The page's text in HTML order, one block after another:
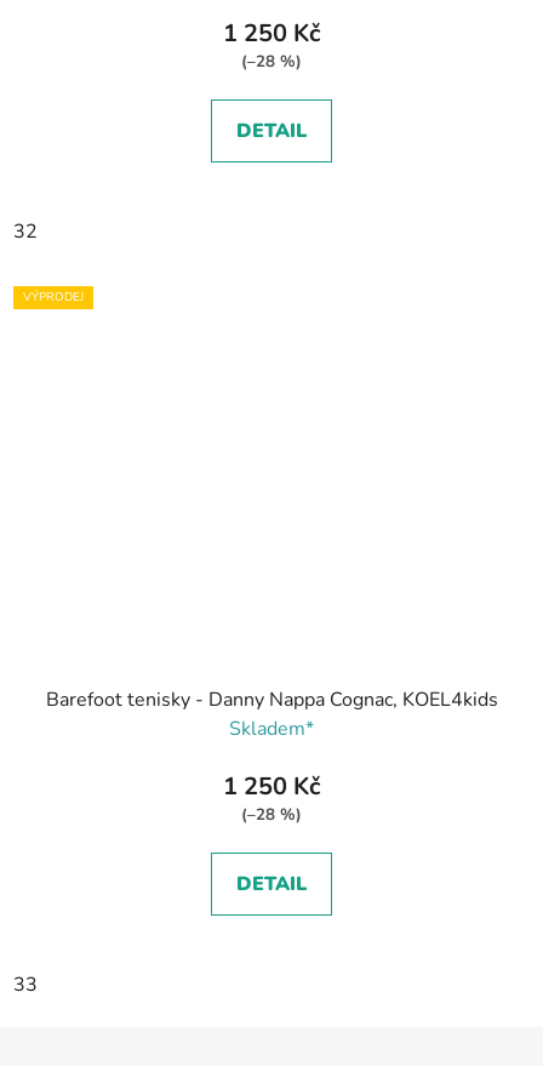
1 250 Kč
(–28 %)
DETAIL
32
VÝPRODEJ
Barefoot tenisky - Danny Nappa Cognac, KOEL4kids
Skladem*
1 250 Kč
(–28 %)
DETAIL
33